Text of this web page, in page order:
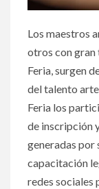
Los maestros
otros con gran
Feria, surgen
del talento
Feria los
de inscripción
generadas por
capacitación
redes sociales